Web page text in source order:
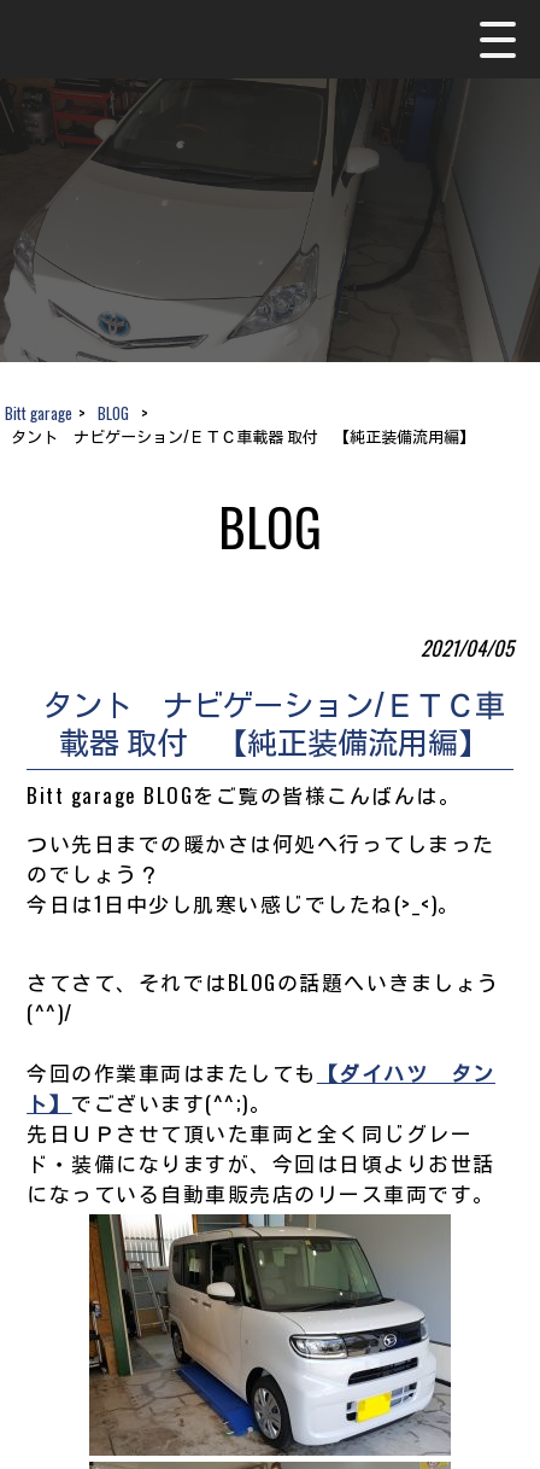
Bitt garage > BLOG >
タント ナビゲーション/ＥＴＣ車載器 取付 【純正装備流用編】
BLOG
2021/04/05
タント ナビゲーション/ＥＴＣ車
載器 取付 【純正装備流用編】
Bitt garage BLOGをご覧の皆様こんばんは。
つい先日までの暖かさは何処へ行ってしまった
のでしょう？
今日は1日中少し肌寒い感じでしたね(>_<)。
さてさて、それではBLOGの話題へいきましょう
(^^)/
今回の作業車両はまたしても 【ダイハツ タン
ト】 でございます(^^;)。
先日ＵＰさせて頂いた車両と全く同じグレー
ド・装備になりますが、今回は日頃よりお世話
になっている自動車販売店のリース車両です。